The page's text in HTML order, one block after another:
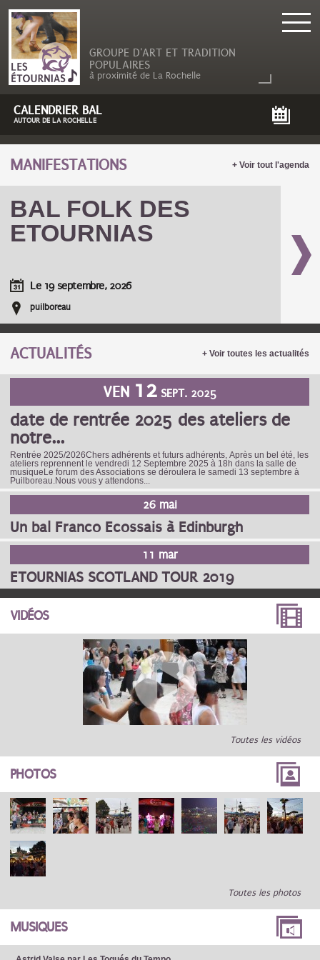
GROUPE D'ART ET TRADITION
POPULAIRES
à proximité de La Rochelle
CALENDRIER BAL
AUTOUR DE LA ROCHELLE
MANIFESTATIONS + Voir tout l'agenda
BAL FOLK DES
ETOURNIAS
Le 19 septembre, 2026
puilboreau
ACTUALITÉS + Voir toutes les actualités
VEN 12 SEPT. 2025
date de rentrée 2025 des ateliers de
notre...
Rentrée 2025/2026Chers adhérents et futurs adhérents, Après un bel été, les
ateliers reprennent le vendredi 12 Septembre 2025 à 18h dans la salle de
musiqueLe forum des Associations se déroulera le samedi 13 septembre à
Puilboreau.Nous vous y attendons...
26 mai
Un bal Franco Ecossais à Edinburgh
11 mar
ETOURNIAS SCOTLAND TOUR 2019
PAGES
VIDÉOS
Toutes les vidéos
PHOTOS
Toutes les photos
MUSIQUES